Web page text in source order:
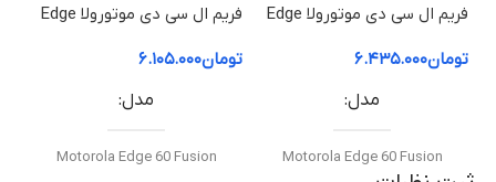
مناسب برای
فریم ال سی دی موتورولا Edge
تومان۶.۴۳۵.۰۰۰
مدل
Motorola Edge 60 Fusion
فریم ال سی دی موتورولا Edge
تومان۶.۱۰۵.۰۰۰
مدل
Motorola Edge 60 Fusion